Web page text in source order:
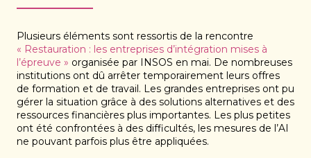
Plusieurs éléments sont ressortis de la rencontre
« Restauration : les entreprises d’intégration mises à
l’épreuve » organisée par INSOS en mai. De nombreuses
institutions ont dû arrêter temporairement leurs offres
de formation et de travail. Les grandes entreprises ont pu
gérer la situation grâce à des solutions alternatives et des
ressources financières plus importantes. Les plus petites
ont été confrontées à des difficultés, les mesures de l’AI
ne pouvant parfois plus être appliquées.